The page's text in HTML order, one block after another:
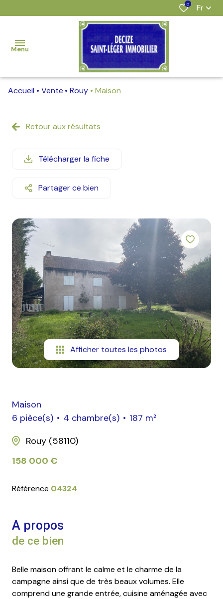
0 Fr
Menu
nos
estimation
mail
contact
Accueil Vente Rouy Maison
Retour aux résultats
Télécharger la fiche
Partager ce bien
Afficher toutes les photos
Maison
6 pièce(s)
4 chambre(s)
187 m²
Rouy (58110)
158 000 €
Référence 04324
A propos
de ce bien
Belle maison offrant le calme et le charme de la
campagne ainsi que de très beaux volumes. Elle
comprend une grande entrée, cuisine aménagée avec